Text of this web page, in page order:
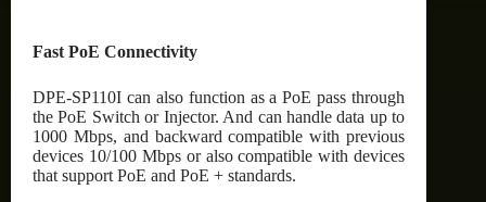
Fast PoE Connectivity
DPE-SP110I can also function as a PoE pass through
the PoE Switch or Injector. And can handle data up to
1000 Mbps, and backward compatible with previous
devices 10/100 Mbps or also compatible with devices
that support PoE and PoE + standards.